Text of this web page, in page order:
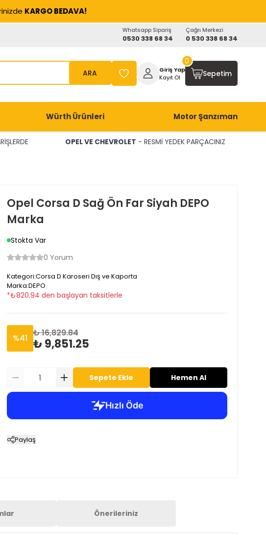
KARGO BEDAVA!
Whatsapp Sipariş
0530 338 68 34
Çağrı Merkezi
0 530 338 68 34
ARA
Giriş Yap
Kayıt Ol
Sepetim
0
Würth Ürünleri Motor Şanzıman
OPEL VE CHEVROLET - RESMİ YEDEK PARÇACINIZ
Opel Corsa D Sağ Ön Far Siyah DEPO
Marka
Stokta Var
0 Yorum
Kategori:Corsa D Karoseri Dış ve Kaporta
Marka:DEPO
*₺820.94 den başlayan taksitlerle
%41 ₺ 16,829.84
₺ 9,851.25
Sepete Ekle Hemen Al
Paylaş
Önerileriniz